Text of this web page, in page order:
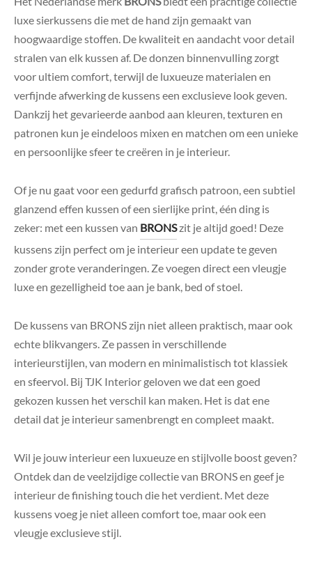
luxe sierkussens die met de hand zijn gemaakt van
hoogwaardige stoffen. De kwaliteit en aandacht voor detail
stralen van elk kussen af. De donzen binnenvulling zorgt
voor ultiem comfort, terwijl de luxueuze materialen en
verfijnde afwerking de kussens een exclusieve look geven.
Dankzij het gevarieerde aanbod aan kleuren, texturen en
patronen kun je eindeloos mixen en matchen om een unieke
en persoonlijke sfeer te creëren in je interieur.
Of je nu gaat voor een gedurfd grafisch patroon, een subtiel
glanzend effen kussen of een sierlijke print, één ding is
zeker: met een kussen van BRONSzit je altijd goed! Deze
kussens zijn perfect om je interieur een update te geven
zonder grote veranderingen. Ze voegen direct een vleugje
luxe en gezelligheid toe aan je bank, bed of stoel.
De kussens van BRONS zijn niet alleen praktisch, maar ook
echte blikvangers. Ze passen in verschillende
interieurstijlen, van modern en minimalistisch tot klassiek
en sfeervol. Bij TJK Interior geloven we dat een goed
gekozen kussen het verschil kan maken. Het is dat ene
detail dat je interieur samenbrengt en compleet maakt.
Wil je jouw interieur een luxueuze en stijlvolle boost geven?
Ontdek dan de veelzijdige collectie van BRONS en geef je
interieur de finishing touch die het verdient. Met deze
kussens voeg je niet alleen comfort toe, maar ook een
vleugje exclusieve stijl.